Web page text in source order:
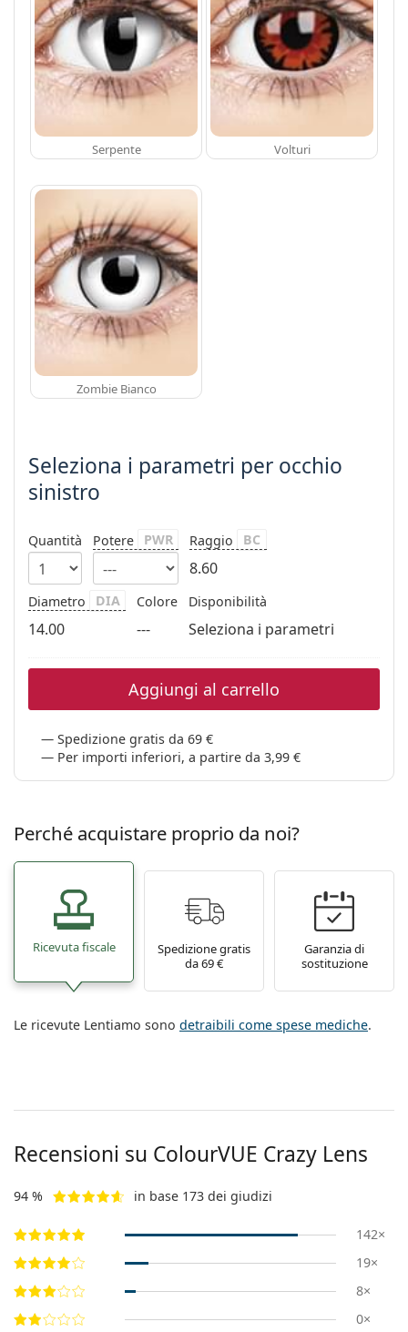
Serpente Volturi
Zombie Bianco
Seleziona i parametri per occhio
sinistro
Quantità Potere PWR Raggio BC
8.60
Diametro DIA
14.00
Colore
---
Disponibilità
Seleziona i parametri
Aggiungi al carrello
Spedizione gratis da 69 €
Per importi inferiori, a partire da 3,99 €
Perché acquistare proprio da noi?
Ricevuta fiscale
Spedizione gratis
da 69 €
Garanzia di
sostituzione
Le ricevute Lentiamo sono detraibili come spese mediche.
Recensioni su ColourVUE Crazy Lens
94 % in base 173 dei giudizi
142×
19×
8×
0×